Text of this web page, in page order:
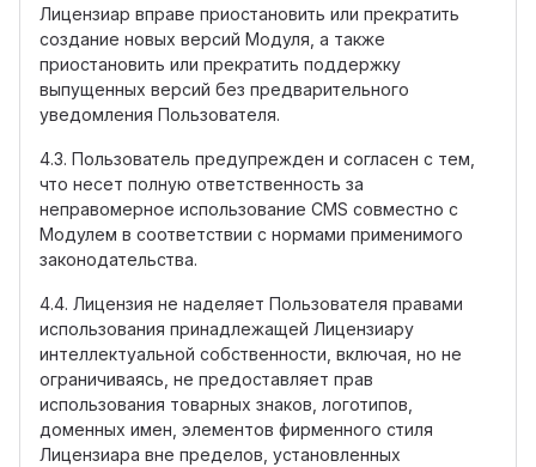
Лицензиар вправе приостановить или прекратить
создание новых версий Модуля, а также
приостановить или прекратить поддержку
выпущенных версий без предварительного
уведомления Пользователя.
4.3. Пользователь предупрежден и согласен с тем,
что несет полную ответственность за
неправомерное использование CMS совместно с
Модулем в соответствии с нормами применимого
законодательства.
4.4. Лицензия не наделяет Пользователя правами
использования принадлежащей Лицензиару
интеллектуальной собственности, включая, но не
ограничиваясь, не предоставляет прав
использования товарных знаков, логотипов,
доменных имен, элементов фирменного стиля
Лицензиара вне пределов, установленных